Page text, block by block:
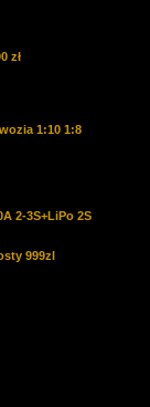
zł
1:10 1:8
2-3S+LiPo 2S
999zl